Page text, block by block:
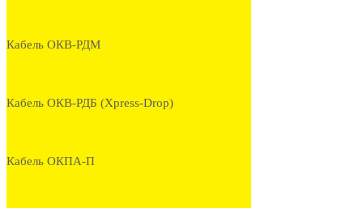
Кабель ОКВ-РДМ
Кабель ОКВ-РДБ (Xpress-Drop)
Кабель ОКПА-П